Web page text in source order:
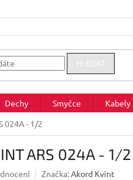
HLEDAT
Dechy Smyčce Kabely
024A - 1/2
ARS 024A - 1/2
Značka:Akord Kvint